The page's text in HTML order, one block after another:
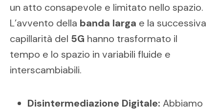
un atto consapevole e limitato nello spazio.
L’avvento della banda larga e la successiva
capillarità del 5G hanno trasformato il
tempo e lo spazio in variabili fluide e
interscambiabili.
Disintermediazione Digitale: Abbiamo